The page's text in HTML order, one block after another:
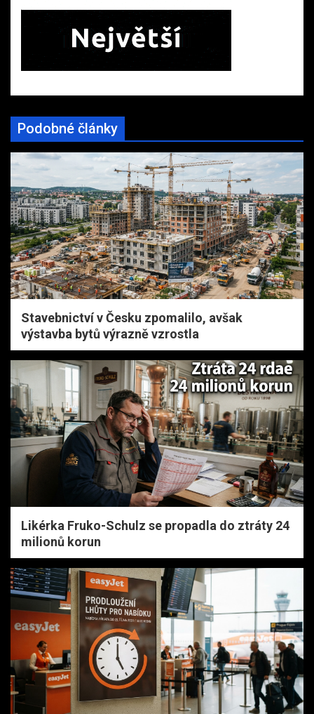
Podobné články
Stavebnictví v Česku zpomalilo, avšak
výstavba bytů výrazně vzrostla
Likérka Fruko-Schulz se propadla do ztráty 24
milionů korun